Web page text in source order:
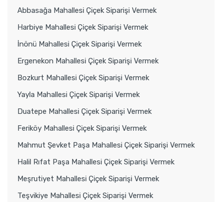
Abbasağa Mahallesi Çiçek Siparişi Vermek
Harbiye Mahallesi Çiçek Siparişi Vermek
İnönü Mahallesi Çiçek Siparişi Vermek
Ergenekon Mahallesi Çiçek Siparişi Vermek
Bozkurt Mahallesi Çiçek Siparişi Vermek
Yayla Mahallesi Çiçek Siparişi Vermek
Duatepe Mahallesi Çiçek Siparişi Vermek
Feriköy Mahallesi Çiçek Siparişi Vermek
Mahmut Şevket Paşa Mahallesi Çiçek Siparişi Vermek
Halil Rıfat Paşa Mahallesi Çiçek Siparişi Vermek
Meşrutiyet Mahallesi Çiçek Siparişi Vermek
Teşvikiye Mahallesi Çiçek Siparişi Vermek